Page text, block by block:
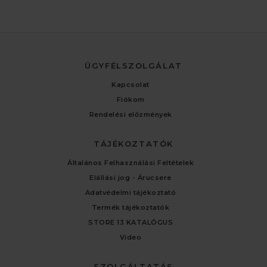
ÜGYFÉLSZOLGÁLAT
Kapcsolat
Fiókom
Rendelési előzmények
TÁJÉKOZTATÓK
Általános Felhasználási Feltételek
Elállási jog - Árucsere
Adatvédelmi tájékoztató
Termék tájékoztatók
STORE 13 KATALÓGUS
Video